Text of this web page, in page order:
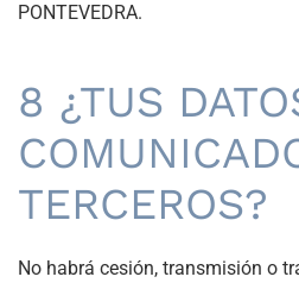
PONTEVEDRA.
8 ¿TUS
TERCEROS?
No habrá cesión, transmisión o